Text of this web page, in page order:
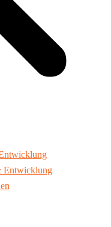
Entwicklung